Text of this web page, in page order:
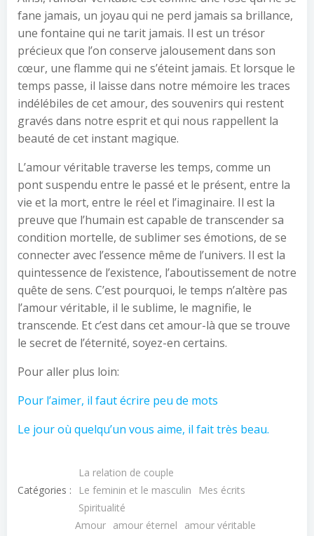
fane jamais, un joyau qui ne perd jamais sa brillance,
une fontaine qui ne tarit jamais. Il est un trésor
précieux que l’on conserve jalousement dans son
cœur, une flamme qui ne s’éteint jamais. Et lorsque le
temps passe, il laisse dans notre mémoire les traces
indélébiles de cet amour, des souvenirs qui restent
gravés dans notre esprit et qui nous rappellent la
beauté de cet instant magique.
L’amour véritable traverse les temps, comme un
pont suspendu entre le passé et le présent, entre la
vie et la mort, entre le réel et l’imaginaire. Il est la
preuve que l’humain est capable de transcender sa
condition mortelle, de sublimer ses émotions, de se
connecter avec l’essence même de l’univers. Il est la
quintessence de l’existence, l’aboutissement de notre
quête de sens. C’est pourquoi, le temps n’altère pas
l’amour véritable, il le sublime, le magnifie, le
transcende. Et c’est dans cet amour-là que se trouve
le secret de l’éternité, soyez-en certains.
Pour aller plus loin:
Pour l’aimer, il faut écrire peu de mots
Le jour où quelqu’un vous aime, il fait très beau.
Catégories :
La relation de couple
Le feminin et le masculin
Mes écrits
Spiritualité
Amour amour éternel
amour véritable